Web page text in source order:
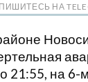
НА
21:55, на 6-